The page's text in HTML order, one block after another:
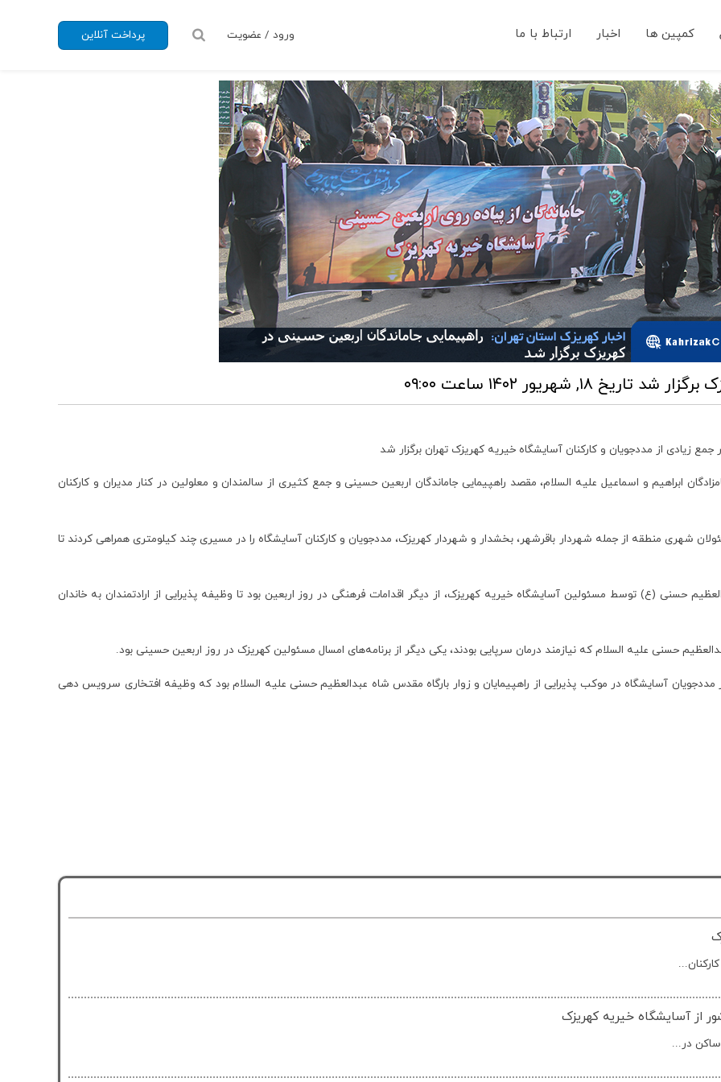
کمپین ها اخبار ارتباط با ما پرداخت آنلاین ورود / عضویت
برگزار شد تاریخ ۱۸, شهریور ۱۴۰۲ ساعت ۰۹:۰۰
زیادی از مددجویان و کارکنان آسایشگاه خیریه کهریزک تهران برگزار شد
ابراهیم و اسماعیل علیه السلام، مقصد راهپیمایی جاماندگان اربعین حسینی و جمع کثیری از سالمندان و معلولین در کنار مدیران و کارکنان
شهری منطقه از جمله شهردار باقرشهر، بخشدار و شهردار کهریزک، مددجویان و کارکنان آسایشگاه را در مسیری چند کیلومتری همراهی کردند تا
حسنی (ع) توسط مسئولین آسایشگاه خیریه کهریزک، از دیگر اقدامات فرهنگی در روز اربعین بود تا وظیفه پذیرایی از ارادتمندان به خاندان
حسنی علیه السلام که نیازمند درمان سرپایی بودند، یکی دیگر از برنامه‌های امسال مسئولین کهریزک در روز اربعین حسینی بود.
مددجویان آسایشگاه در موکب پذیرایی از راهپیمایان و زوار بارگاه مقدس شاه عبدالعظیم حسنی علیه السلام بود که وظیفه افتخاری سرویس دهی
از آسایشگاه خیریه کهریزک
در...